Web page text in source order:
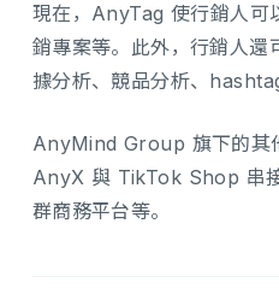
現在，AnyTag 使行銷人可
銷專案等。此外，行銷人
據分析、競品分析、
AnyMind Group 旗下的其
AnyX 與 TikTok Shop 串
群商務平台等。